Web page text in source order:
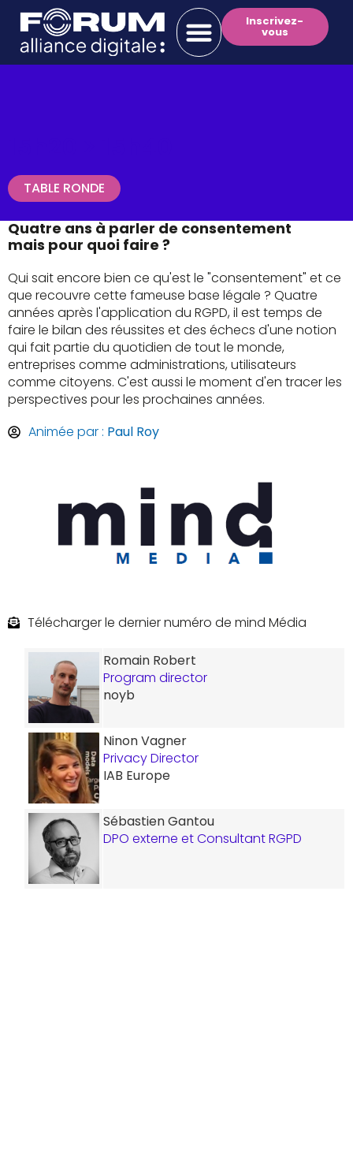
Inscrivez-
vous
TABLE RONDE
Quatre ans à parler de consentement
mais pour quoi faire ?
Qui sait encore bien ce qu'est le "consentement" et ce
que recouvre cette fameuse base légale ? Quatre
années après l'application du RGPD, il est temps de
faire le bilan des réussites et des échecs d'une notion
qui fait partie du quotidien de tout le monde,
entreprises comme administrations, utilisateurs
comme citoyens. C'est aussi le moment d'en tracer les
perspectives pour les prochaines années.
Animée par : Paul Roy
Télécharger le dernier numéro de mind Média
Romain Robert
Program director
noyb
Ninon Vagner
Privacy Director
IAB Europe
Sébastien Gantou
DPO externe et Consultant RGPD